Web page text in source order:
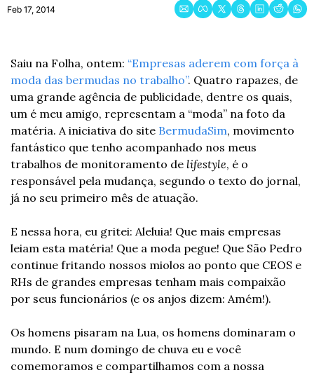
Feb 17, 2014
Saiu na Folha, ontem: “Empresas aderem com força à
moda das bermudas no trabalho”. Quatro rapazes, de
uma grande agência de publicidade, dentre os quais,
um é meu amigo, representam a “moda” na foto da
matéria. A iniciativa do site BermudaSim, movimento
fantástico que tenho acompanhado nos meus
trabalhos de monitoramento de lifestyle, é o
responsável pela mudança, segundo o texto do jornal,
já no seu primeiro mês de atuação.
E nessa hora, eu gritei: Aleluia! Que mais empresas
leiam esta matéria! Que a moda pegue! Que São Pedro
continue fritando nossos miolos ao ponto que CEOS e
RHs de grandes empresas tenham mais compaixão
por seus funcionários (e os anjos dizem: Amém!).
Os homens pisaram na Lua, os homens dominaram o
mundo. E num domingo de chuva eu e você
comemoramos e compartilhamos com a nossa